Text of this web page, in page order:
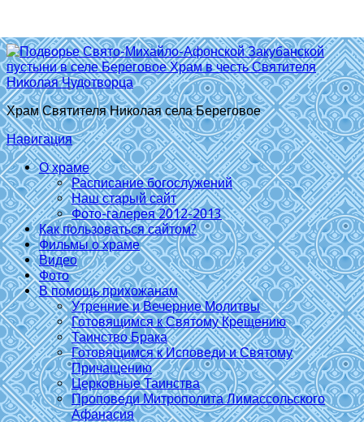
Храм Святителя Николая села Береговое
Навигация
О храме
Расписание богослужений
Наш старый сайт
Фото-галерея 2012-2013
Как пользоваться сайтом?
Фильмы о храме
Видео
Фото
В помощь прихожанам
Утренние и Вечерние Молитвы
Готовящимся к Святому Крещению
Таинство Брака
Готовящимся к Исповеди и Святому
Причащению
Церковные Таинства
Проповеди Митрополита Лимассольского
Афанасия